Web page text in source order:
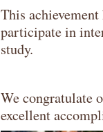
This
participate in
study.
We congratulate
excellent